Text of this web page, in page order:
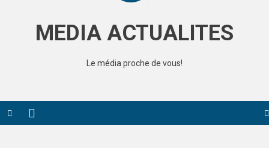
MEDIA ACTUALITES
Le média proche de vous!